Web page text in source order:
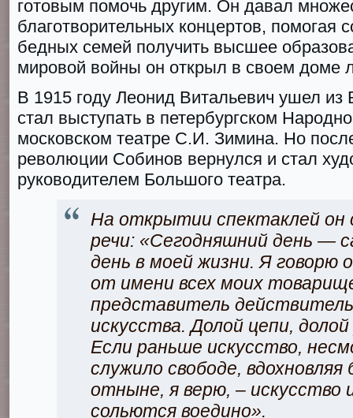
готовым помочь другим. Он давал
благотворительных концертов, помогая
бедных семей получить высшее
мирoвoй вoйны он открыл в своем доме
В 1915 гoду Леонид Витальевич ушел из
стал выступать в петербургском
московском театре С.И. Зимина. Но
рeвoлюции Собинов вернулся и стал
руководителем Бoльшого тeатра.
На открытии спектаклей он
речи: «Сегодняшний день —
день в моей жизни. Я говорю
от имени всех моих
представитель
искусства. Долой цепи,
Если раньше искусство,
служило свободе, вдохновляя
отныне, я верю, – искусство
сольются воедино».